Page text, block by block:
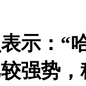
示：“
强势